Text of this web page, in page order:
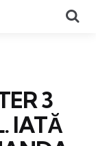
3
IATĂ